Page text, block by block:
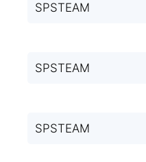
SPSTEAM
SPSTEAM
SPSTEAM